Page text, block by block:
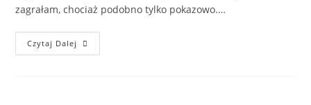
zagrałam, chociaż podobno tylko pokazowo.…
Czytaj Dalej